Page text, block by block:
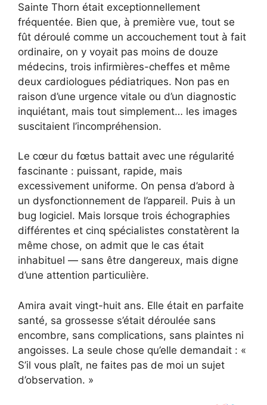
Sainte Thorn était exceptionnellement
fréquentée. Bien que, à première vue, tout se
fût déroulé comme un accouchement tout à fait
ordinaire, on y voyait pas moins de douze
médecins, trois infirmières-cheffes et même
deux cardiologues pédiatriques. Non pas en
raison d’une urgence vitale ou d’un diagnostic
inquiétant, mais tout simplement… les images
suscitaient l’incompréhension.
Le cœur du fœtus battait avec une régularité
fascinante : puissant, rapide, mais
excessivement uniforme. On pensa d’abord à
un dysfonctionnement de l’appareil. Puis à un
bug logiciel. Mais lorsque trois échographies
différentes et cinq spécialistes constatèrent la
même chose, on admit que le cas était
inhabituel — sans être dangereux, mais digne
d’une attention particulière.
Amira avait vingt-huit ans. Elle était en parfaite
santé, sa grossesse s’était déroulée sans
encombre, sans complications, sans plaintes ni
angoisses. La seule chose qu’elle demandait : «
S’il vous plaît, ne faites pas de moi un sujet
d’observation. »